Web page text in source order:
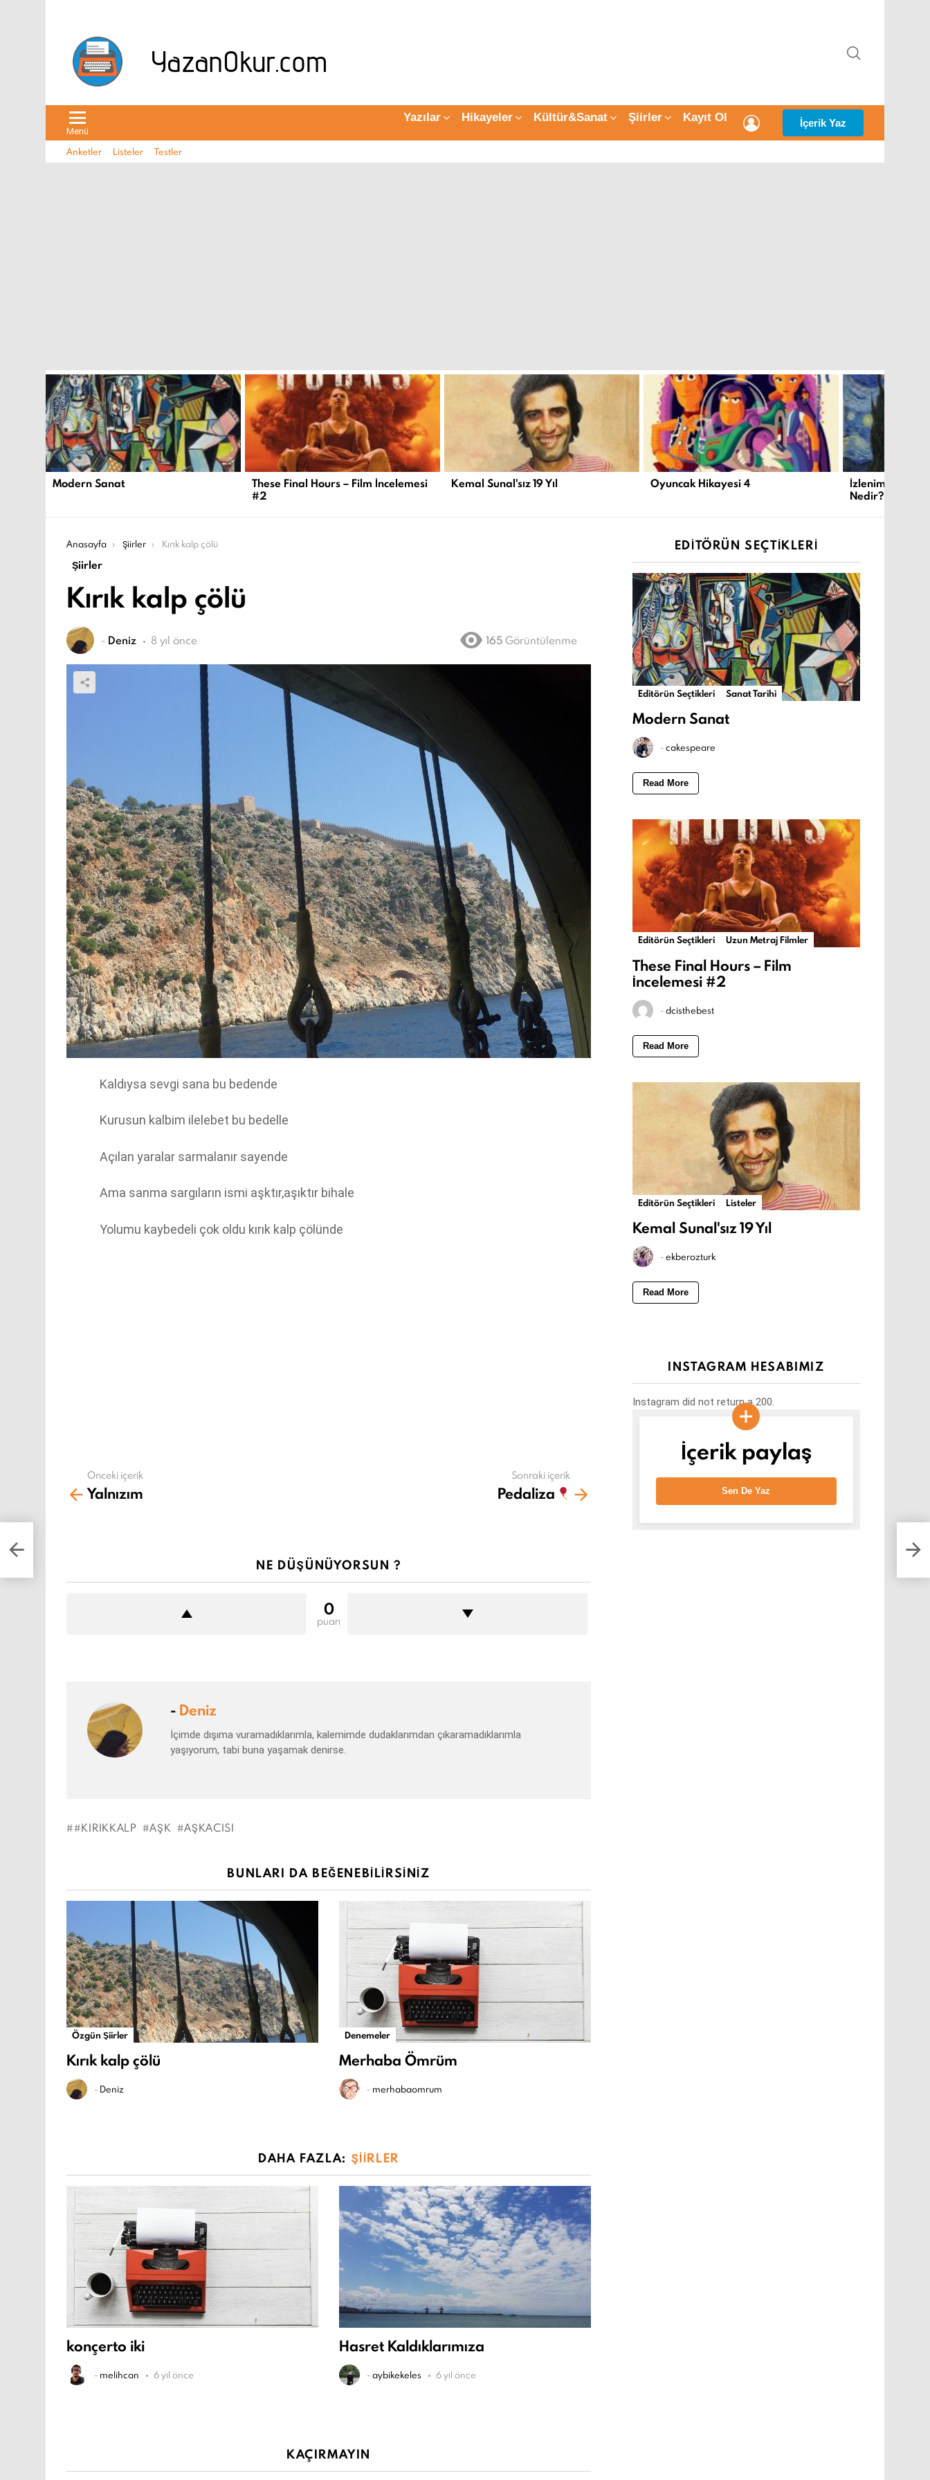
Menü
Yazılar Hikayeler Kültür&Sanat Şiirler Kayıt Ol İçerik Yaz
Anketler Listeler Testler
EN
YENI
İÇERIKLER
Modern Sanat
These Final Hours – Film İncelemesi
#2
Kemal Sunal'sız 19 Yıl Oyuncak Hikayesi 4
İzlenimcilik
Nedir?
Şu an buradasın:
Anasayfa Şiirler Kırık kalp çölü
Şiirler
Kırık kalp çölü
- Deniz 8 yıl önce 165 Görüntülenme
Kaldıysa sevgi sana bu bedende
Kurusun kalbim ilelebet bu bedelle
Açılan yaralar sarmalanır sayende
Ama sanma sargıların ismi aşktır,aşıktır bihale
Yolumu kaybedeli çok oldu kırık kalp çölünde
Daha
fazla
Önceki içerik
Yalnızım
Sonraki içerik
Pedaliza
NE DÜŞÜNÜYORSUN ?
0
puan
- Deniz
İçimde dışıma vuramadıklarımla, kalemimde dudaklarımdan çıkaramadıklarımla
yaşıyorum, tabi buna yaşamak denirse.
#KIRIKKALP AŞK AŞKACISI
BUNLARI DA BEĞENEBILIRSINIZ
Özgün Şiirler
Kırık kalp çölü
- Deniz
Denemeler
Merhaba Ömrüm
- merhabaomrum
DAHA FAZLA: ŞIIRLER
konçerto iki
- melihcan 6 yıl önce
Hasret Kaldıklarımıza
-aybikekeles 6 yıl önce
KAÇIRMAYIN
EDITÖRÜN SEÇTIKLERI
Editörün Seçtikleri Sanat Tarihi
Modern Sanat
-cakespeare
Read More
Editörün Seçtikleri Uzun Metraj Filmler
These Final Hours – Film
İncelemesi #2
-dcisthebest
Read More
Editörün Seçtikleri Listeler
Kemal Sunal'sız 19 Yıl
-ekberozturk
Read More
INSTAGRAM HESABIMIZ
Instagram did not return a 200.
İçerik paylaş
Sen De Yaz